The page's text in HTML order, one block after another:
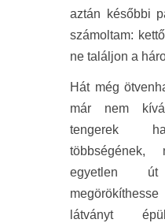
aztán későbbi
számoltam:
ne találjon a
Hát még
már nem
tengerek
egyetlen
látványt